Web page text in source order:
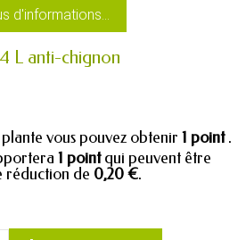
d'informations...
L anti-chignon
vous pouvez obtenir 1 point .
1 pointqui peuvent être
réduction de 0,20 €.